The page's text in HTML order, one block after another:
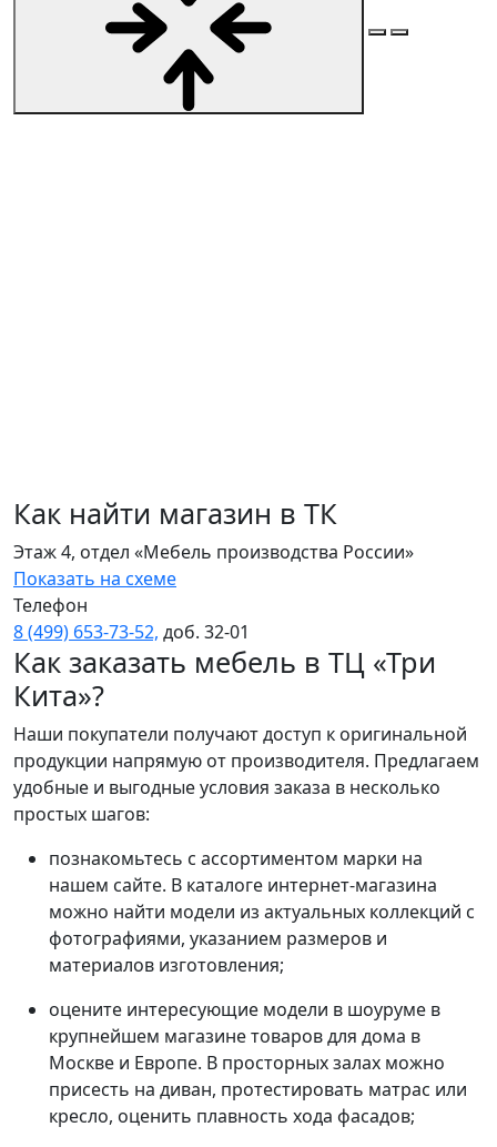
Как найти магазин в ТК
Этаж 4, отдел «Мебель производства России»
Показать на схеме
Телефон
8 (499) 653‑73‑52, доб. 32‑01
Как заказать мебель в ТЦ «Три
Кита»?
Наши покупатели получают доступ к оригинальной
продукции напрямую от производителя. Предлагаем
удобные и выгодные условия заказа в несколько
простых шагов:
познакомьтесь с ассортиментом марки на
нашем сайте. В каталоге интернет-магазина
можно найти модели из актуальных коллекций с
фотографиями, указанием размеров и
материалов изготовления;
оцените интересующие модели в шоуруме в
крупнейшем магазине товаров для дома в
Москве и Европе. В просторных залах можно
присесть на диван, протестировать матрас или
кресло, оценить плавность хода фасадов;